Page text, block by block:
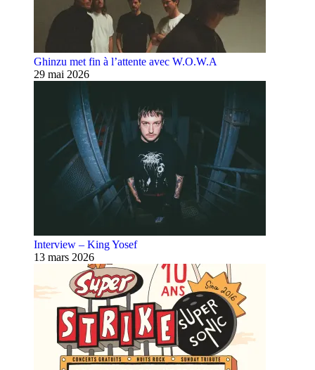
Ghinzu met fin à l’attente avec W.O.W.A
29 mai 2026
Interview – King Yosef
13 mars 2026